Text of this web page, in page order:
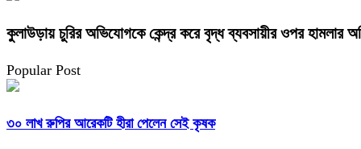
কুলাউড়ায় চুরির অভিযোগকে কেন্দ্র করে বৃদ্ধ ব্যবসায়ীর ওপর হামলার
Popular Post
৩০ লাখ রুপির আরেকটি হীরা পেলেন সেই কৃষক